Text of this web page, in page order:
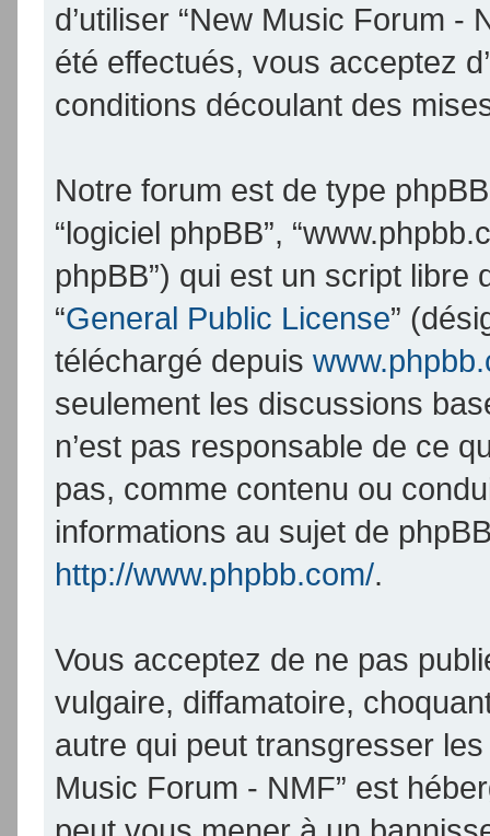
d’utiliser “New Music Forum -
été effectués, vous acceptez
conditions découlant des
Notre forum est de type phpBB
“logiciel phpBB”,
phpBB”) qui est un script
“General Public License”
téléchargé depuis
seulement les discussions
n’est pas responsable de ce
pas, comme contenu ou
informations au sujet de
http://www.phpbb.com/.
Vous acceptez de ne pas
vulgaire, diffamatoire,
autre qui peut transgresser
Music Forum - NMF” est